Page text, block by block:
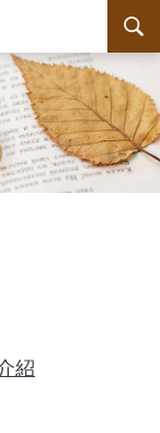
略過字型切
分享
紹